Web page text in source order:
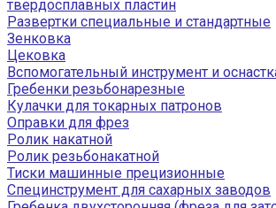
твердосплавных пластин
Развертки специальные и стандартные
Зенковка
Цековка
Вспомогательный инструмент и
Гребенки резьбонарезные
Кулачки для токарных патронов
Оправки для фрез
Ролик накатной
Ролик резьбонакатной
Тиски машинные прецизионные
Специнструмент для сахарных заводов